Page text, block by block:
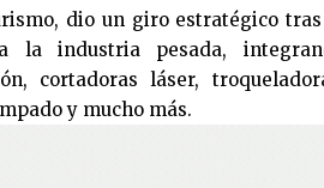
dio un giro estratégico
la industria pesada,
cortadoras láser,
y mucho más.